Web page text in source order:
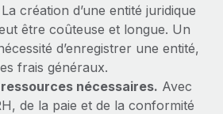
La création d’une entité juridique
être coûteuse et longue. Un
d’enregistrer une entité,
frais généraux.
nécessaires. Avec
de la paie et de la conformité